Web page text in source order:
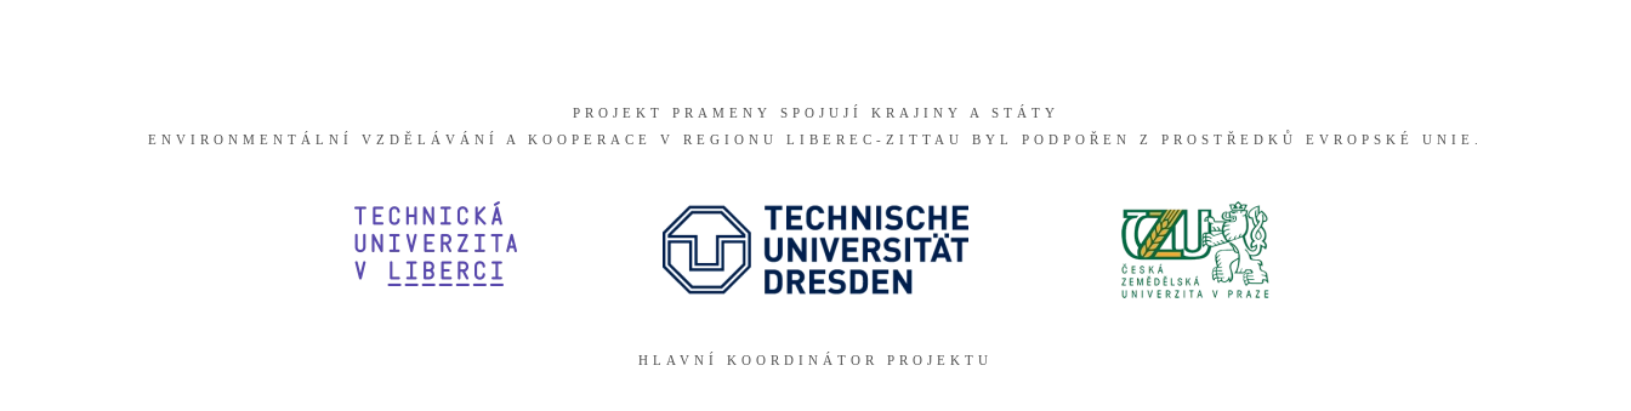
PROJEKT PRAMENY SPOJUJÍ KRAJINY A STÁTY
ENVIRONMENTÁLNÍ VZDĚLÁVÁNÍ A KOOPERACE V REGIONU LIBEREC-ZITTAU BYL PODPOŘEN Z PROSTŘEDKŮ EVROPSKÉ UNIE.
HLAVNÍ KOORDINÁTOR PROJEKTU